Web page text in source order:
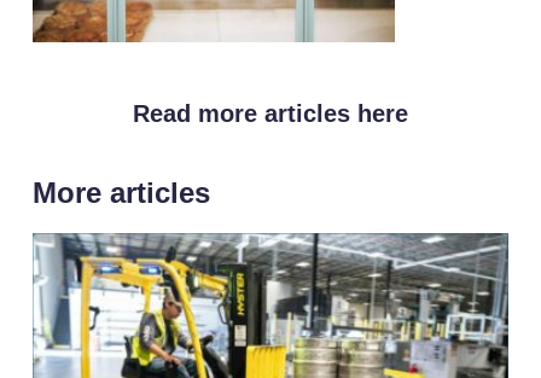
Read more articles here
More articles